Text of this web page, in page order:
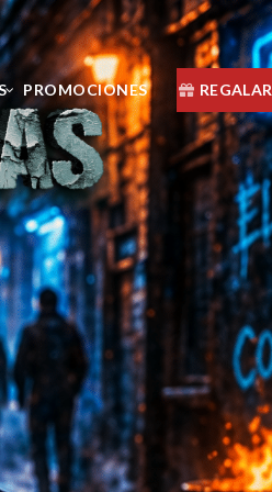
PROMOCIONES REGALAR